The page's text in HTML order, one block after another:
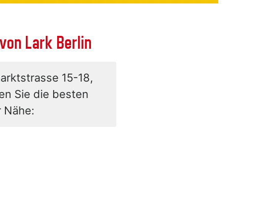
Lark Berlin
15-18,
Sie die besten